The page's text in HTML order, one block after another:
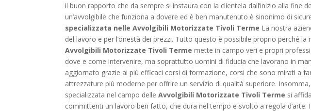
il buon rapporto che da sempre si instaura con la clientela dall’inizio alla fine
un’avvolgibile che funziona a dovere ed è ben manutenuto è sinonimo di
specializzata nelle Avvolgibili Motorizzate Tivoli Terme La nostra
del lavoro e per l’onestà dei prezzi. Tutto questo è possibile proprio perché
Avvolgibili Motorizzate Tivoli Terme mette in campo veri e propri
dove e come intervenire, ma soprattutto uomini di fiducia che lavorano in
aggiornato grazie ai più efficaci corsi di formazione, corsi che sono mirati a
attrezzature più moderne per offrire un servizio di qualità superiore.
specializzata nel campo delleAvvolgibili Motorizzate Tivoli Terme si
committenti un lavoro ben fatto, che dura nel tempo e svolto a regola